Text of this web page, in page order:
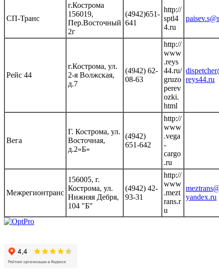
СП-Транс
г.Кострома
156019,
Пер.Восточный
2г
(4942)651-
641
http://
sptl4
4.ru
Рейс 44
г.Кострома, ул.
2-я Волжская,
д.7
(4942) 62-
08-63
http://
www
.reys
44.ru/
gruzo
perev
ozki.
html
reys44.ru
Вега
Г. Кострома, ул.
Восточная,
д.2«Б»
(4942)
651-642
http://
www
.vega
-
cargo
.ru
Межрегионтранс
156005, г.
Кострома, ул.
Нижняя Дебря,
104 "Б"
(4942) 42-
93-31
http://
www
.mezt
rans.r
u
yandex.ru